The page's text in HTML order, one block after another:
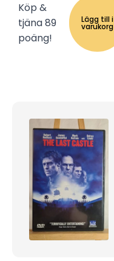
Köp &
tjäna 89
poäng!
Lägg till i
varukorg